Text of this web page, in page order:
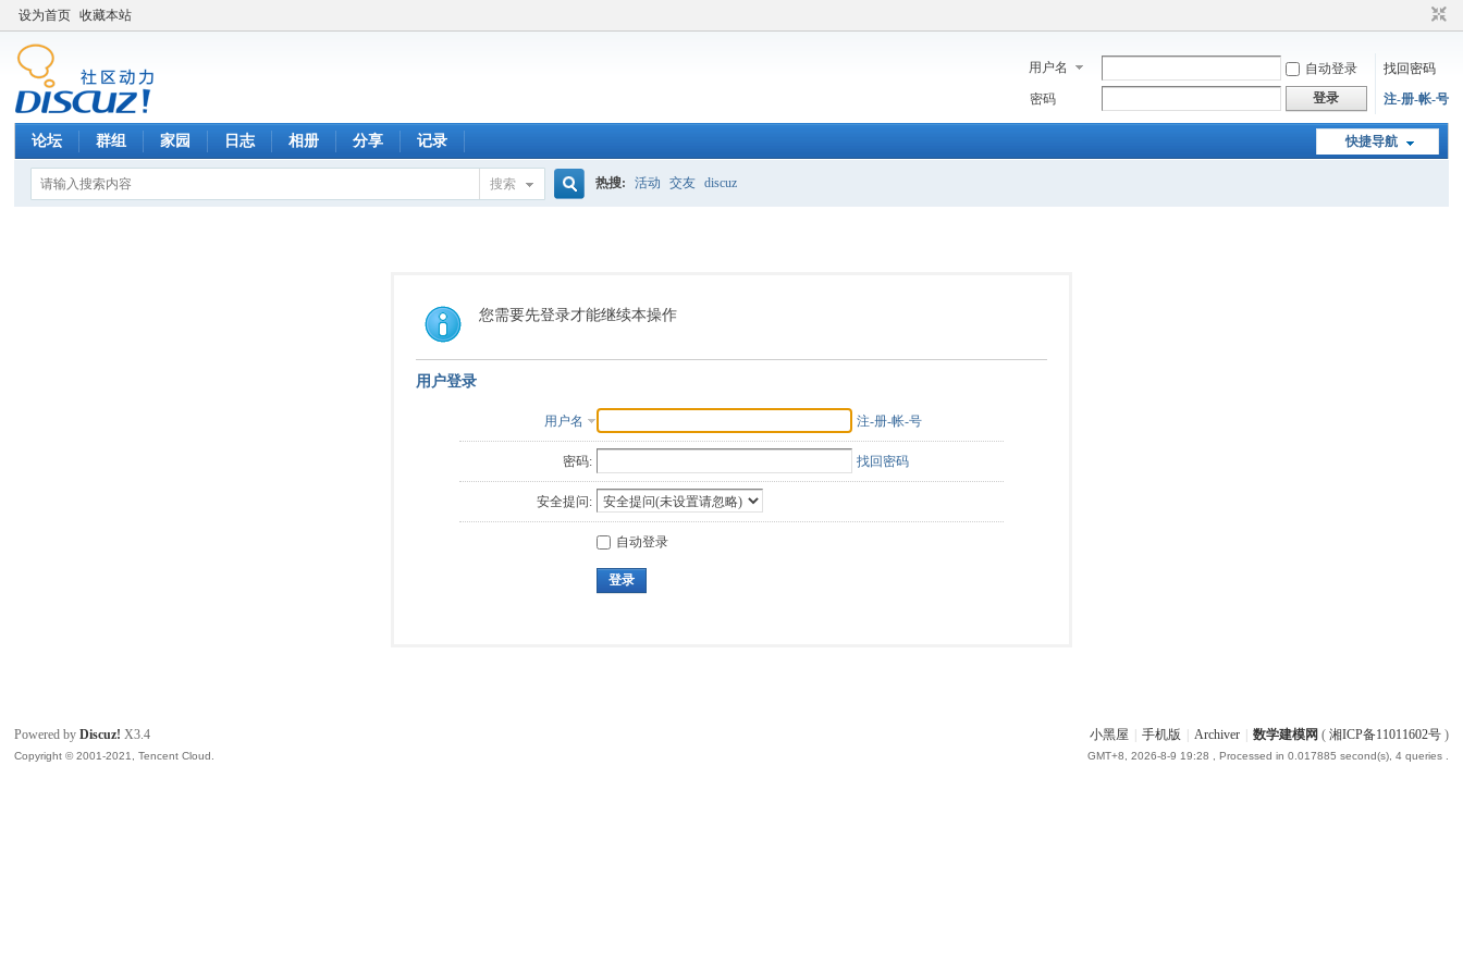
设为首页 收藏本站
用户名 自动登录
找回密码
密码
登录 注-册-帐-号
快捷导航
论坛 群组 家园 日志 相册 分享 记录
搜索
索
热搜: 活动 交友 discuz
您需要先登录才能继续本操作
用户登录
用户名 注-册-帐-号
密码: 找回密码
安全提问:
自动登录
登录
小黑屋 手机版 Archiver 数学建模网 ( 湘ICP备11011602号)
GMT+8, 2026-8-9 19:28 , Processed in 0.017885 second(s), 4 queries .
Powered byDiscuz! X3.4
Copyright © 2001-2021, Tencent Cloud.